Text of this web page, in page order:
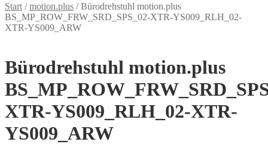
Start /motion.plus /Bürodrehstuhl motion.plus
BS_MP_ROW_FRW_SRD_SPS_02-XTR-YS009_RLH_02-
XTR-YS009_ARW
Bürodrehstuhl motion.plus
XTR-YS009_RLH_02-XTR-
YS009_ARW